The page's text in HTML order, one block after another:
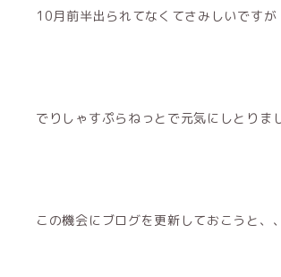
10月前半出られてなくてさみしいですが
でりしゃすぷらねっとで元気にしとりま
この機会にブログを更新しておこうと、